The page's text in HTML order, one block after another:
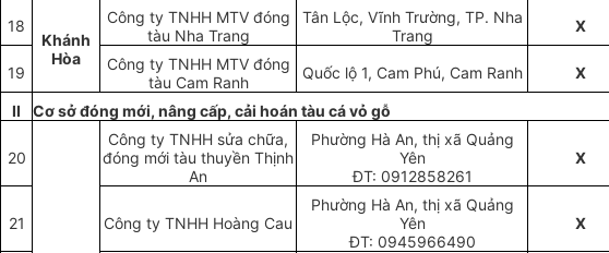
18
Khánh
Hòa
Công ty TNHH MTV đóng
tàu Nha Trang
Tân Lộc, Vĩnh Trường, TP. Nha
Trang
X
19
Công ty TNHH MTV đóng
tàu Cam Ranh
Quốc lộ 1, Cam Phú, Cam Ranh X
II Cơ sở đóng mới, nâng cấp, cải hoán tàu cá vỏ gỗ
20
Công ty TNHH sửa chữa,
đóng mới tàu thuyền Thịnh
An
Phường Hà An, thị xã Quảng
Yên
ĐT: 0912858261
X
21 Công ty TNHH Hoàng Cau
Phường Hà An, thị xã Quảng
Yên
ĐT: 0945966490
X